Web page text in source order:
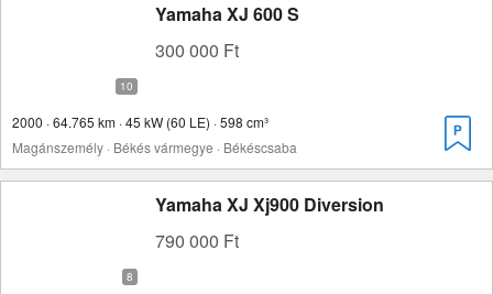
Yamaha XJ 600 S
300 000 Ft
2000 · 64.765 km · 45 kW (60 LE) · 598 cm³
Magánszemély · Békés vármegye · Békéscsaba
Yamaha XJ Xj900 Diversion
790 000 Ft